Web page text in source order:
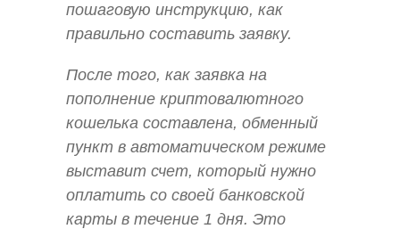
пошаговую инструкцию, как
правильно составить заявку.
После того, как заявка на
пополнение криптовалютного
кошелька составлена, обменный
пункт в автоматическом режиме
выставит счет, который нужно
оплатить со своей банковской
карты в течение 1 дня. Это